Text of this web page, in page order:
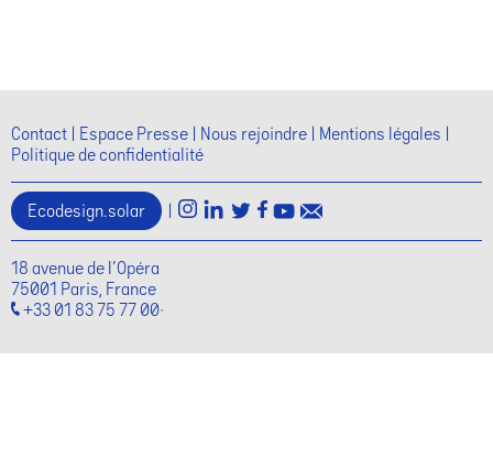
Contact Espace Presse Nous rejoindre
Mentions légales
Politique de confidentialité
Ecodesign.solar
18 avenue de l'Opéra
75001 Paris, France
+33 01 83 75 77 00·